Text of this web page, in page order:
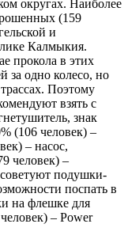
округах. Наиболее
(159
и
Калмыкия.
прокола в этих
за одно колесо, но
Поэтому
взять с
знак
(106 человек) –
– насос,
человек) –
подушки-
поспать в
на флешке для
– Power